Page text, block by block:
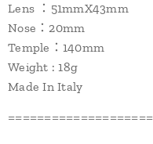
Lens ：51mmX43mm
Nose：20mm
Temple：140mm
Weight : 18g
Made In Italy